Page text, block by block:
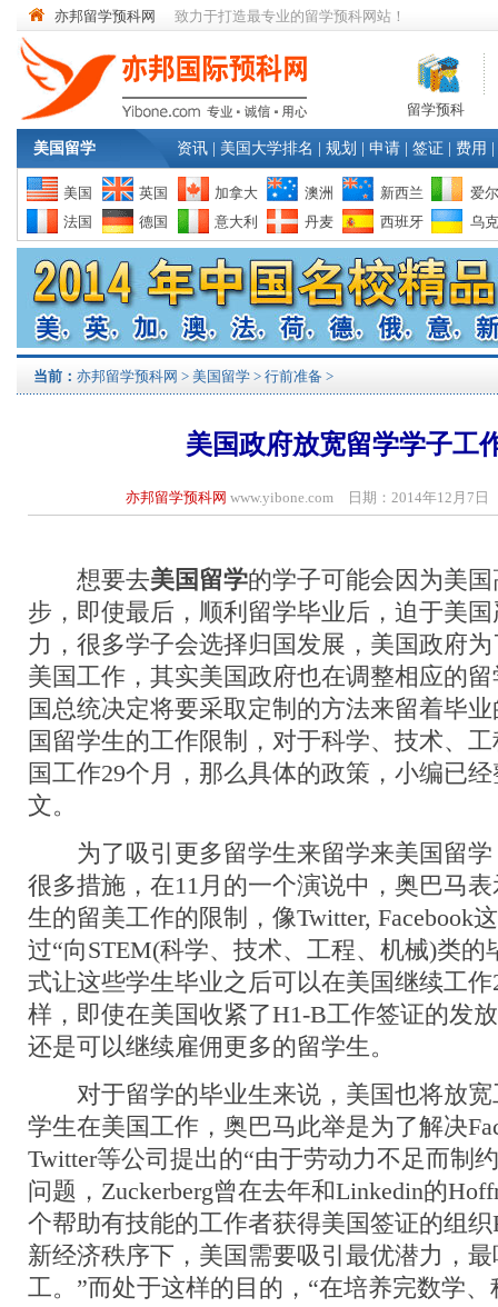
亦邦留学预科网 致力于打造最专业的留学预科网站！
留学预科
美国留学 资讯 美国大学排名 规划 申请 签证 费用
美国 英国 加拿大 澳洲 新西兰
爱
法国
德国 意大利 丹麦 西班牙 乌
当前： 亦邦留学预科网 > 美国留学 > 行前准备 >
美国政府放宽留学学子工
亦邦留学预科网 www.yibone.com 日期：2014年12月7
想要去美国留学的学子可能会因为美
步，即使最后，顺利留学毕业后，迫于美
力，很多学子会选择归国发展，美国政府
美国工作，其实美国政府也在调整相应的
国总统决定将要采取定制的方法来留着毕
国留学生的工作限制，对于科学、技术、
国工作29个月，那么具体的政策，小编已
文。
为了吸引更多留学生来留学来美国留学
很多措施，在11月的一个演说中，奥巴马
生的留美工作的限制，像Twitter, Facebook
过“向STEM(科学、技术、工程、机械)类的
式让这些学生毕业之后可以在美国继续工
样，即使在美国收紧了H1-B工作签证的发
还是可以继续雇佣更多的留学生。
对于留学的毕业生来说，美国也将放宽
学生在美国工作，奥巴马此举是为了解决
Twitter等公司提出的“由于劳动力不足而制
问题，Zuckerberg曾在去年和Linkedin的
个帮助有技能的工作者获得美国签证的组织
新经济秩序下，美国需要吸引最优潜力，
工。”而处于这样的目的，“在培养完数学